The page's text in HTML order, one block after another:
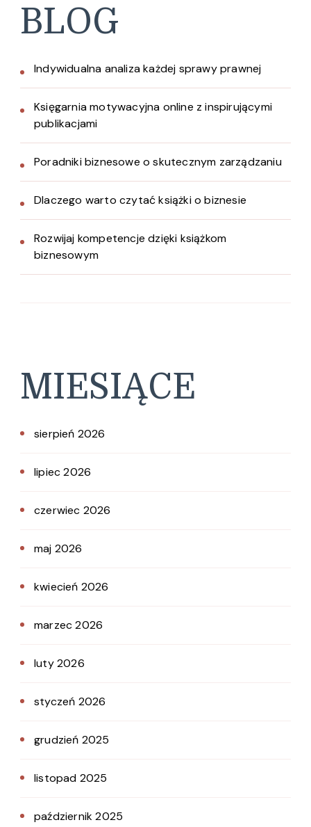
BLOG
Indywidualna analiza każdej sprawy prawnej
Księgarnia motywacyjna online z inspirującymi
publikacjami
Poradniki biznesowe o skutecznym zarządzaniu
Dlaczego warto czytać książki o biznesie
Rozwijaj kompetencje dzięki książkom
biznesowym
MIESIĄCE
sierpień 2026
lipiec 2026
czerwiec 2026
maj 2026
kwiecień 2026
marzec 2026
luty 2026
styczeń 2026
grudzień 2025
listopad 2025
październik 2025